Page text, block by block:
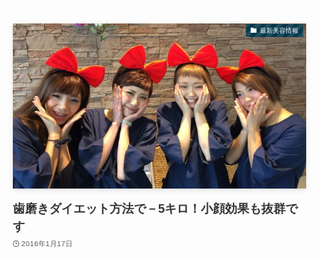
最新美容情報
歯磨きダイエット方法で－5キロ！小顔効果も抜群で
す
2016年1月17日